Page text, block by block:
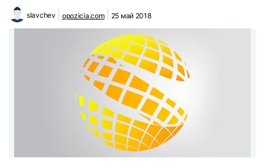
slavchev opozicia.com 25 май 2018